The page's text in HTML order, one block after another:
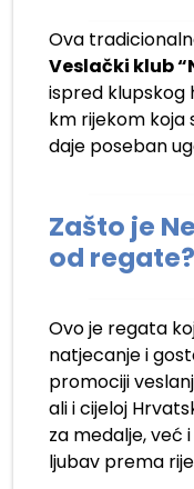
Ova
Veslački klub
ispred klupskog
km rijekom koja
daje poseban
Zašto je
od regate?
Ovo je regata
natjecanje i
promociji
ali i cijeloj
za medalje, već
ljubav prema